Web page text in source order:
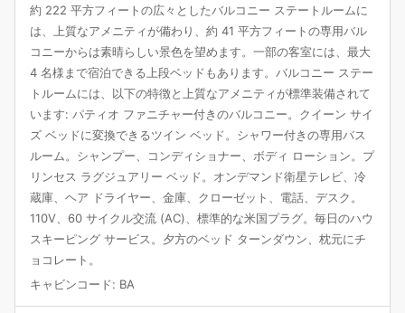
約 222 平方フィートの広々としたバルコニー ステートルームに
は、上質なアメニティが備わり、約 41 平方フィートの専用バル
コニーからは素晴らしい景色を望めます。一部の客室には、最大
4 名様まで宿泊できる上段ベッドもあります。バルコニー ステー
トルームには、以下の特徴と上質なアメニティが標準装備されて
います: パティオ ファニチャー付きのバルコニー。クイーン サイ
ズ ベッドに変換できるツイン ベッド。シャワー付きの専用バス
ルーム。シャンプー、コンディショナー、ボディ ローション。プ
リンセス ラグジュアリー ベッド。オンデマンド衛星テレビ、冷
蔵庫、ヘア ドライヤー、金庫、クローゼット、電話、デスク。
110V、60 サイクル交流 (AC)、標準的な米国プラグ。毎日のハウ
スキーピング サービス。夕方のベッド ターンダウン、枕元にチ
ョコレート。
キャビンコード: BA